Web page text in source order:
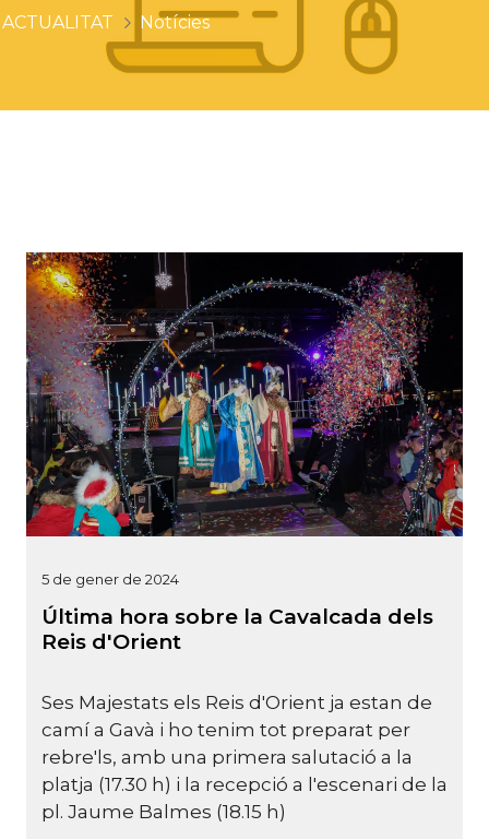
ACTUALITAT Notícies
5 de gener de 2024
Última hora sobre la Cavalcada dels
Reis d'Orient
Ses Majestats els Reis d'Orient ja estan de
camí a Gavà i ho tenim tot preparat per
rebre'ls, amb una primera salutació a la
platja (17.30 h) i la recepció a l'escenari de la
pl. Jaume Balmes (18.15 h)